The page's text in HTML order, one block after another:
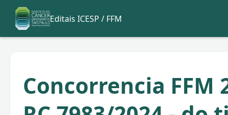
Editais ICESP / FFM
Concorrencia FFM